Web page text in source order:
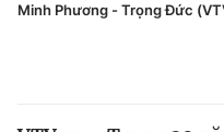
Pháp luậtCông nghệ
Minh Phương - Trọng Đức